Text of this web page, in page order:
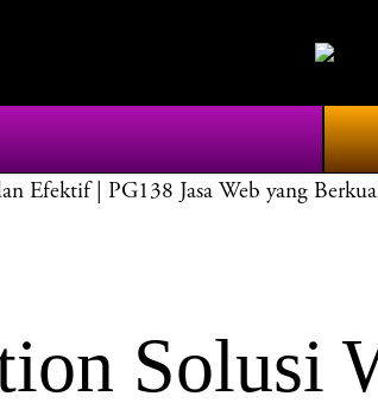
Efektif | PG138 Jasa Web yang
Solusi